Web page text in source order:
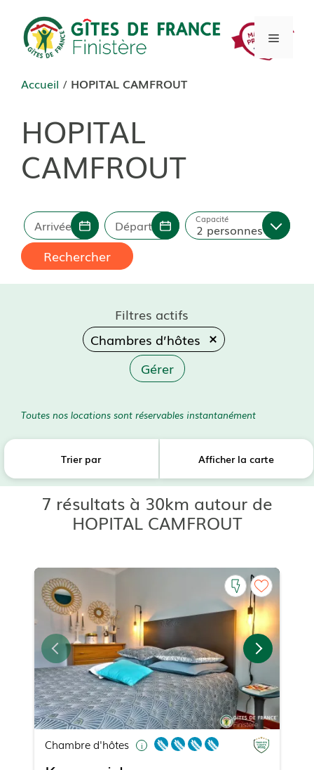
contenu
Menu
Accueil / HOPITAL CAMFROUT
HOPITAL
CAMFROUT
Arrivée Départ 2 personnes
Capacité
Rechercher
Filtres actifs
Chambres d’hôtes
Gérer
Toutes nos locations sont réservables instantanément
7 résultats à 30km autour de
HOPITAL CAMFROUT
Trier par Afficher la carte
Chambre d'hôtes